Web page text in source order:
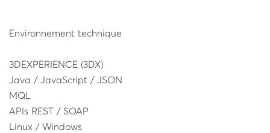
Environnement technique
3DEXPERIENCE (3DX)
Java / JavaScript / JSON
MQL
APIs REST / SOAP
Linux / Windows